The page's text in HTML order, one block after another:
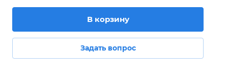
В корзину
Задать вопрос